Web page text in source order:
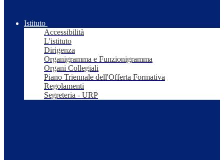
Istituto
Accessibilità
L'istituto
Dirigenza
Organigramma e Funzionigramma
Organi Collegiali
Piano Triennale dell'Offerta Formativa
Regolamenti
Segreteria - URP